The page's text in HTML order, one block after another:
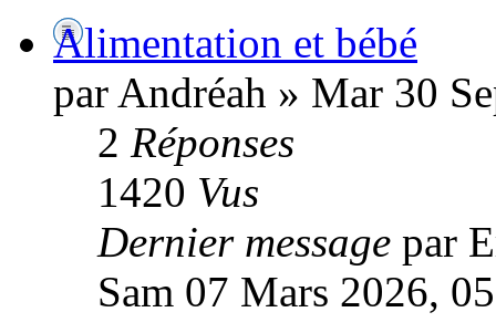
Alimentation et bébé
par Andréah » Mar 30
2 Réponses
1420 Vus
Dernier message par
Sam 07 Mars 2026,